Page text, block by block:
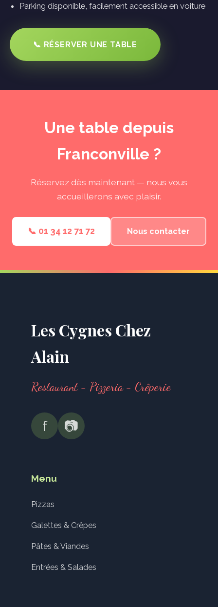
Parking disponible, facilement accessible en voiture
📞 RÉSERVER UNE TABLE
Une table depuis
Franconville ?
Réservez dès maintenant — nous vous
accueillerons avec plaisir.
📞 01 34 12 71 72 Nous contacter
Les Cygnes Chez
Alain
Restaurant - Pizzeria - Crêperie
f 📷
Menu
Pizzas
Galettes & Crêpes
Pâtes & Viandes
Entrées & Salades